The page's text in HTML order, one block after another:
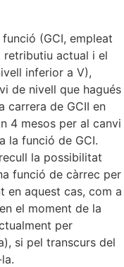
funció (GCI, empleat
retributiu actual i el
inferior a V),
de nivell que hagués
carrera de GCII en
4 mesos per al canvi
la funció de GCI.
la possibilitat
funció de càrrec per
en aquest cas, com a
el moment de la
per
si pel transcurs del